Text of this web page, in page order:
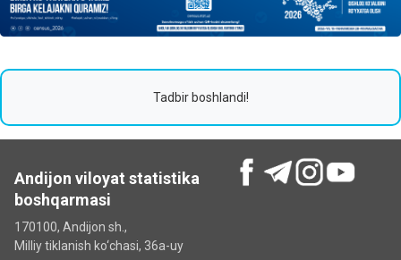
Tadbir boshlandi!
Andijon viloyat statistika
boshqarmasi
170100, Andijon sh.,
Milliy tiklanish ko‘chаsi, 36a-uy